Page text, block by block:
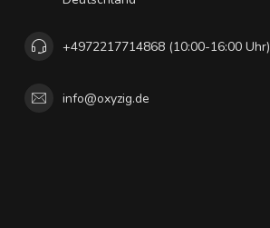
+4972217714868 (10:00-16:00 Uhr)
info@oxyzig.de